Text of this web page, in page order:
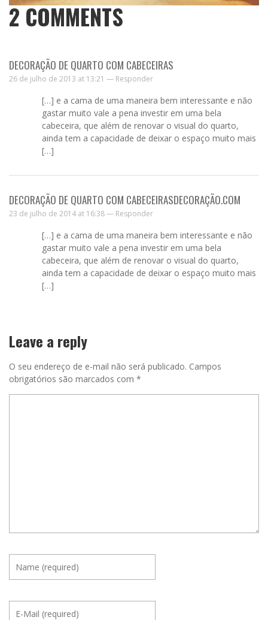
2 COMMENTS
DECORAÇÃO DE QUARTO COM CABECEIRAS
26 de julho de 2013 at 13:21 — Responder
[…] e a cama de uma maneira bem interessante e não
gastar muito vale a pena investir em uma bela
cabeceira, que além de renovar o visual do quarto,
ainda tem a capacidade de deixar o espaço muito mais
[…]
DECORAÇÃO DE QUARTO COM CABECEIRASDECORAÇÃO.COM
23 de julho de 2014 at 16:38 — Responder
[…] e a cama de uma maneira bem interessante e não
gastar muito vale a pena investir em uma bela
cabeceira, que além de renovar o visual do quarto,
ainda tem a capacidade de deixar o espaço muito mais
[…]
Leave a reply
O seu endereço de e-mail não será publicado. Campos
obrigatórios são marcados com *